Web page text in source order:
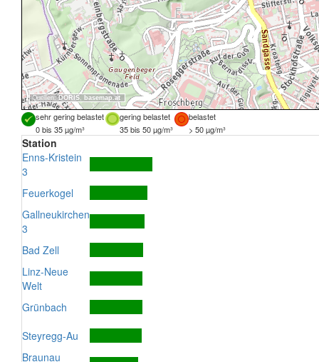
Quellen:DORIS, basemap.at
sehr gering belastet gering belastet
belastet
0 bis 35 µg/m³
35 bis 50 µg/m³ > 50 µg/m³
Station
Enns-Kristein
3
Feuerkogel
Gallneukirchen
3
Bad Zell
Linz-Neue
Welt
Grünbach
Steyregg-Au
Braunau